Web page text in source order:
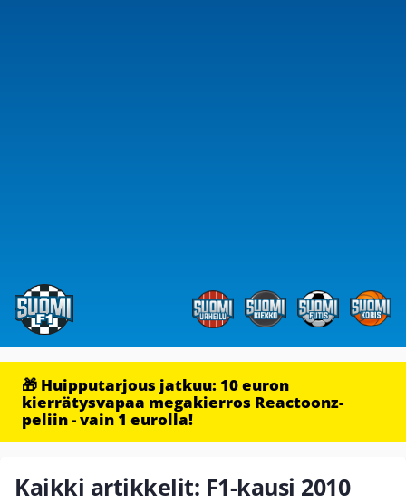
🎁 Huipputarjous jatkuu: 10 euron
kierrätysvapaa megakierros Reactoonz-
peliin - vain 1 eurolla!
Kaikki artikkelit: F1-kausi 2010